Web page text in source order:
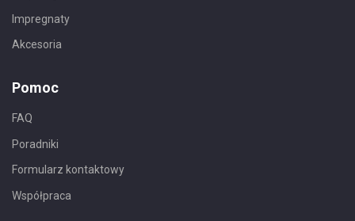
Impregnaty
Akcesoria
Pomoc
FAQ
Poradniki
Formularz kontaktowy
Współpraca